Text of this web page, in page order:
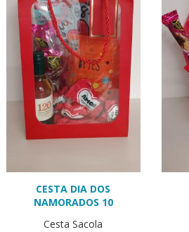
CESTA DIA DOS
NAMORADOS 10
Cesta Sacola